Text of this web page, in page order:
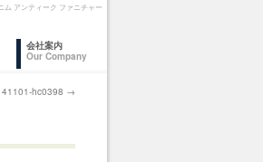
ム アンティーク ファニチャー
会社案内
Our Company
hc0398 →